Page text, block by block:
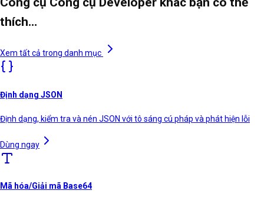
thích…
Xem tất cả trong danh mục
Định dạng JSON
Định dạng, kiểm tra và nén JSON với tô sáng cú pháp và phát hiện lỗi
Dùng ngay
Mã hóa/Giải mã Base64